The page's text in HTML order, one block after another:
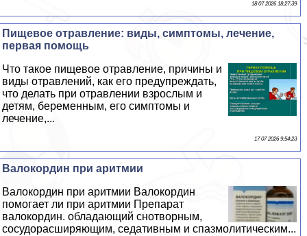
18 07 2026 18:27:39
Пищевое отравление: виды, симптомы, лечение,
первая помощь
Что такое пищевое отравление, причины и
виды отравлений, как его предупреждать,
что делать при отравлении взрослым и
детям, беременным, его симптомы и
лечение,...
17 07 2026 9:54:23
Валокордин при аритмии
Валокордин при аритмии Валокордин
помогает ли при аритмии Препарат
валокордин. обладающий снотворным,
сосудорасширяющим, седативным и спазмолитическим...